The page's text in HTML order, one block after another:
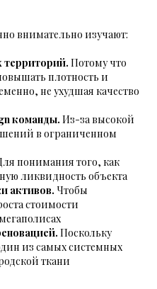
внимательно изучают:
территорий. Потому что
плотность и
не ухудшая качество
команды. Из-за высокой
в ограниченном
понимания того, как
ликвидность объекта
активов. Чтобы
стоимости
Поскольку
из самых системных
ткани